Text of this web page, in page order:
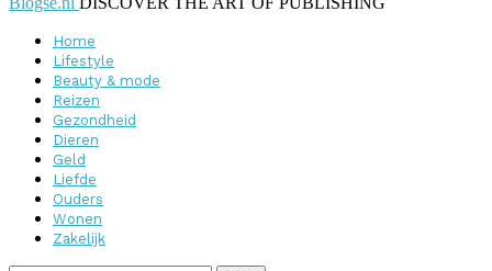
Home
Lifestyle
Beauty & mode
Reizen
Gezondheid
Dieren
Geld
Liefde
Ouders
Wonen
Zakelijk